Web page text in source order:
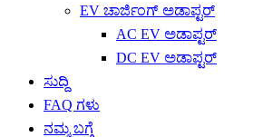
EV ಚಾರ್ಜಿಂಗ್ ಅಡಾಪ್ಟರ್
AC EV ಅಡಾಪ್ಟರ್
DC EV ಅಡಾಪ್ಟರ್
ಸುದ್ದಿ
FAQ ಗಳು
ನಮ್ಮ ಬಗ್ಗೆ